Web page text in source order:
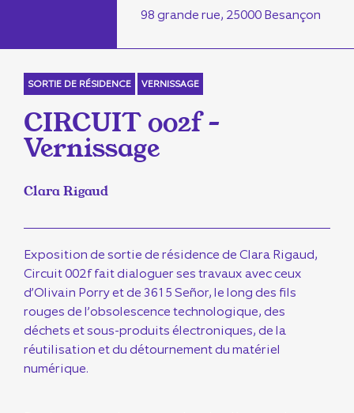
98 grande rue, 25000 Besançon
SORTIE DE RÉSIDENCE VERNISSAGE
CIRCUIT 002f –
Vernissage
Clara Rigaud
Exposition de sortie de résidence de Clara Rigaud,
Circuit 002f fait dialoguer ses travaux avec ceux
d’Olivain Porry et de 3615 Señor, le long des fils
rouges de l’obsolescence technologique, des
déchets et sous-produits électroniques, de la
réutilisation et du détournement du matériel
numérique.